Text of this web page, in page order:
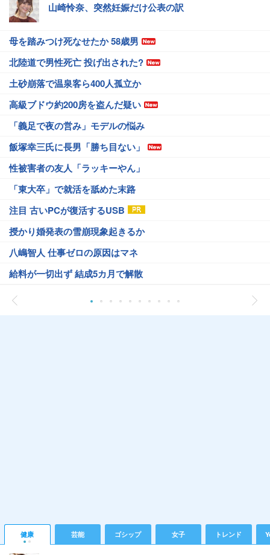
山崎怜奈、突然妊娠だけ公表の訳
母を踏みつけ死なせたか 58歳男
北陸道で男性死亡 投げ出された?
土砂崩落で温泉客ら400人孤立か
高級ブドウ約200房を盗んだ疑い
「義足で夜の営み」モデルの悩み
飯塚幸三氏に長男「勝ち目ない」
性被害者の友人「ラッキーやん」
「東大卒」で就活を舐めた末路
注目 古いPCが復活するUSB
授かり婚発表の雪崩現象起きるか
八嶋智人 仕事ゼロの原因はマネ
給料が一切出ず 結成5カ月で解散
健康 芸能 ゴシップ 女子 トレンド